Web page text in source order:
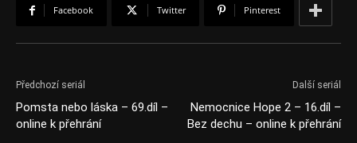
Facebook Twitter Pinterest
Předchozí seriál
Pomsta nebo láska – 69.díl –
online k přehrání
Další seriál
Nemocnice Hope 2 – 16.díl –
Bez dechu – online k přehrání